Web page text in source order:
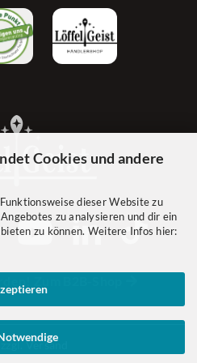
Cookies und andere
dieser Website zu
zu analysieren und dir ein
zu können. Weitere Infos hier:
Versand